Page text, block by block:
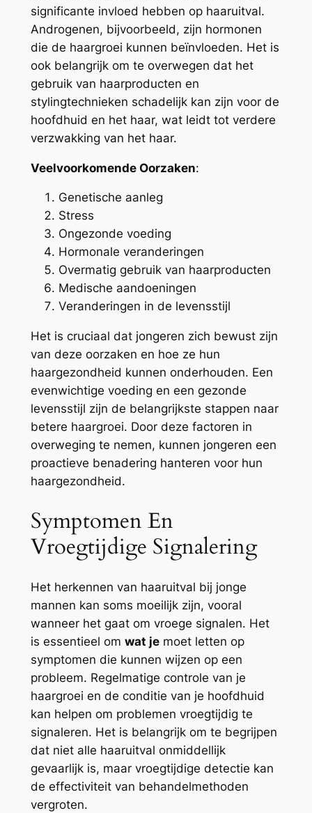
significante invloed hebben op haaruitval.
Androgenen, bijvoorbeeld, zijn hormonen
die de haargroei kunnen beïnvloeden. Het is
ook belangrijk om te overwegen dat het
gebruik van haarproducten en
stylingtechnieken schadelijk kan zijn voor de
hoofdhuid en het haar, wat leidt tot verdere
verzwakking van het haar.
Veelvoorkomende Oorzaken:
Genetische aanleg
Stress
Ongezonde voeding
Hormonale veranderingen
Overmatig gebruik van haarproducten
Medische aandoeningen
Veranderingen in de levensstijl
Het is cruciaal dat jongeren zich bewust zijn
van deze oorzaken en hoe ze hun
haargezondheid kunnen onderhouden. Een
evenwichtige voeding en een gezonde
levensstijl zijn de belangrijkste stappen naar
betere haargroei. Door deze factoren in
overweging te nemen, kunnen jongeren een
proactieve benadering hanteren voor hun
haargezondheid.
Symptomen En
Vroegtijdige Signalering
Het herkennen van haaruitval bij jonge
mannen kan soms moeilijk zijn, vooral
wanneer het gaat om vroege signalen. Het
is essentieel om wat jemoet letten op
symptomen die kunnen wijzen op een
probleem. Regelmatige controle van je
haargroei en de conditie van je hoofdhuid
kan helpen om problemen vroegtijdig te
signaleren. Het is belangrijk om te begrijpen
dat niet alle haaruitval onmiddellijk
gevaarlijk is, maar vroegtijdige detectie kan
de effectiviteit van behandelmethoden
vergroten.